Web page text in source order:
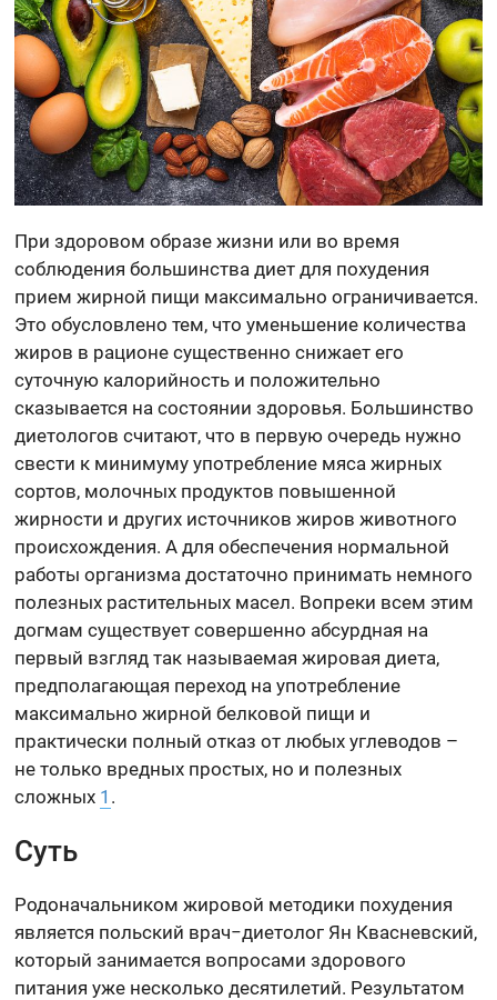
При здоровом образе жизни или во время
соблюдения большинства диет для похудения
прием жирной пищи максимально ограничивается.
Это обусловлено тем, что уменьшение количества
жиров в рационе существенно снижает его
суточную калорийность и положительно
сказывается на состоянии здоровья. Большинство
диетологов считают, что в первую очередь нужно
свести к минимуму употребление мяса жирных
сортов, молочных продуктов повышенной
жирности и других источников жиров животного
происхождения. А для обеспечения нормальной
работы организма достаточно принимать немного
полезных растительных масел. Вопреки всем этим
догмам существует совершенно абсурдная на
первый взгляд так называемая жировая диета,
предполагающая переход на употребление
максимально жирной белковой пищи и
практически полный отказ от любых углеводов –
не только вредных простых, но и полезных
сложных 1 .
Суть
Родоначальником жировой методики похудения
является польский врач−диетолог Ян Квасневский,
который занимается вопросами здорового
питания уже несколько десятилетий. Результатом